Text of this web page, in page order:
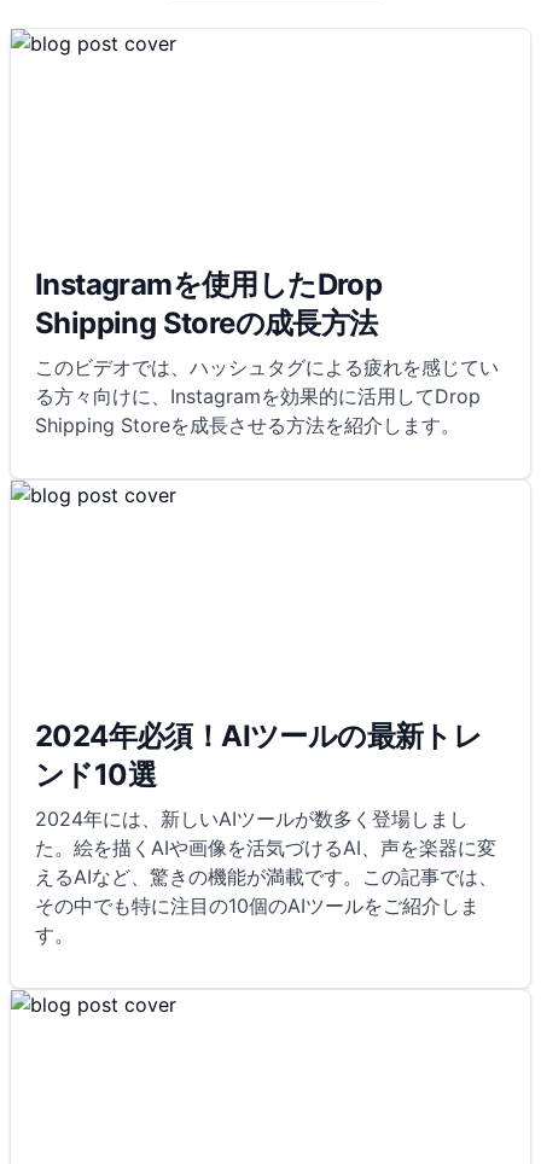
Instagramを使用したDrop
Shipping Storeの成長方法
このビデオでは、ハッシュタグによる疲れを感じてい
る方々向けに、Instagramを効果的に活用してDrop
Shipping Storeを成長させる方法を紹介します。
2024年必須！AIツールの最新トレ
ンド10選
2024年には、新しいAIツールが数多く登場しまし
た。絵を描くAIや画像を活気づけるAI、声を楽器に変
えるAIなど、驚きの機能が満載です。この記事では、
その中でも特に注目の10個のAIツールをご紹介しま
す。